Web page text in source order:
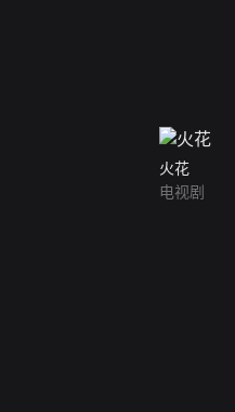
火花
电视剧